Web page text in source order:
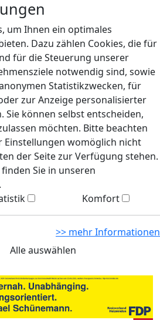
um Ihnen ein optimales
Dazu zählen Cookies, die für
für die Steuerung unserer
notwendig sind, sowie
Statistikzwecken, für
zur Anzeige personalisierter
können selbst entscheiden,
möchten. Bitte beachten
Einstellungen womöglich nicht
der Seite zur Verfügung stehen.
Sie in unseren
.
Komfort
>> mehr Informationen
Alle auswählen